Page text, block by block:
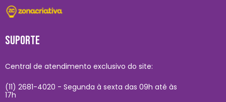
SUPORTE
Central de atendimento exclusivo do site:
(11) 2681-4020 - Segunda à sexta das 09h até às
17h